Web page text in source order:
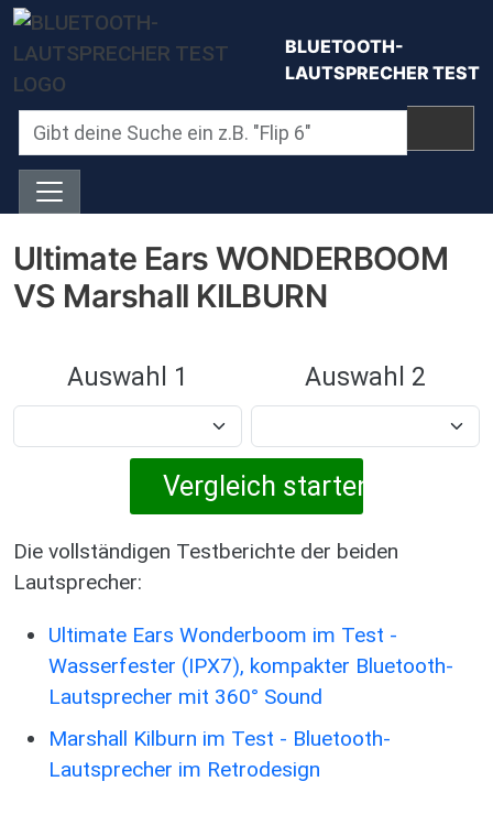
Direkt zum Inhalt
BLUETOOTH-
LAUTSPRECHER TEST
Ultimate Ears WONDERBOOM
VS Marshall KILBURN
Auswahl 1 Auswahl 2
Die vollständigen Testberichte der beiden
Lautsprecher:
Ultimate Ears Wonderboom im Test -
Wasserfester (IPX7), kompakter Bluetooth-
Lautsprecher mit 360° Sound
Marshall Kilburn im Test - Bluetooth-
Lautsprecher im Retrodesign